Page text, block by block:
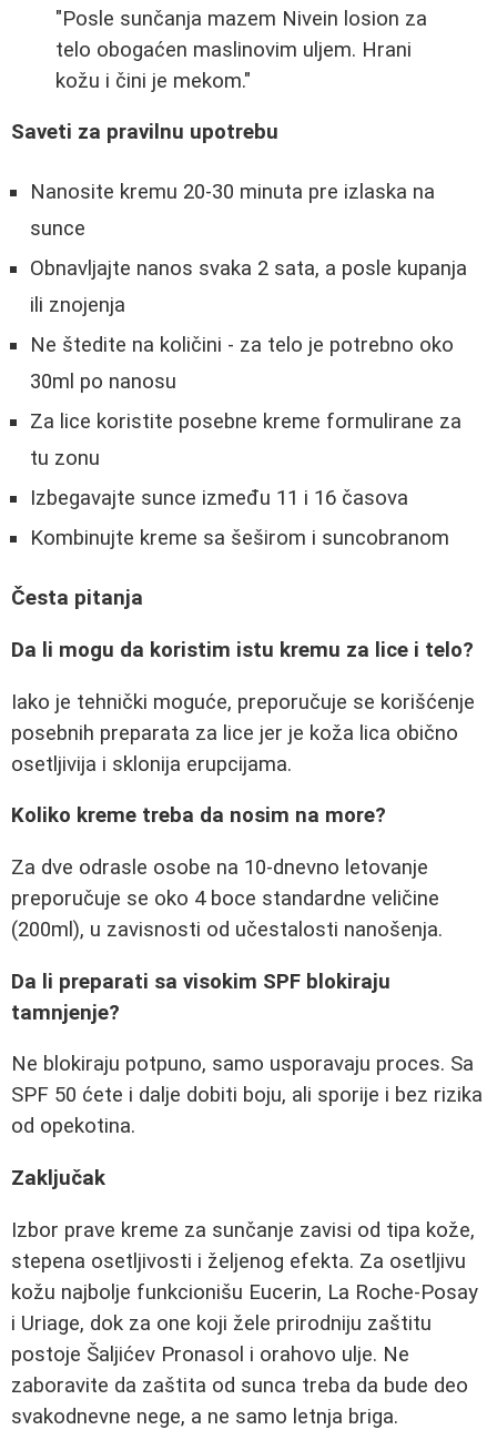
"Posle sunčanja mazem Nivein losion za
telo obogaćen maslinovim uljem. Hrani
kožu i čini je mekom."
Saveti za pravilnu upotrebu
Nanosite kremu 20-30 minuta pre izlaska na
sunce
Obnavljajte nanos svaka 2 sata, a posle kupanja
ili znojenja
Ne štedite na količini - za telo je potrebno oko
30ml po nanosu
Za lice koristite posebne kreme formulirane za
tu zonu
Izbegavajte sunce između 11 i 16 časova
Kombinujte kreme sa šeširom i suncobranom
Česta pitanja
Da li mogu da koristim istu kremu za lice i telo?
Iako je tehnički moguće, preporučuje se korišćenje
posebnih preparata za lice jer je koža lica obično
osetljivija i sklonija erupcijama.
Koliko kreme treba da nosim na more?
Za dve odrasle osobe na 10-dnevno letovanje
preporučuje se oko 4 boce standardne veličine
(200ml), u zavisnosti od učestalosti nanošenja.
Da li preparati sa visokim SPF blokiraju
tamnjenje?
Ne blokiraju potpuno, samo usporavaju proces. Sa
SPF 50 ćete i dalje dobiti boju, ali sporije i bez rizika
od opekotina.
Zaključak
Izbor prave kreme za sunčanje zavisi od tipa kože,
stepena osetljivosti i željenog efekta. Za osetljivu
kožu najbolje funkcionišu Eucerin, La Roche-Posay
i Uriage, dok za one koji žele prirodniju zaštitu
postoje Šaljićev Pronasol i orahovo ulje. Ne
zaboravite da zaštita od sunca treba da bude deo
svakodnevne nege, a ne samo letnja briga.